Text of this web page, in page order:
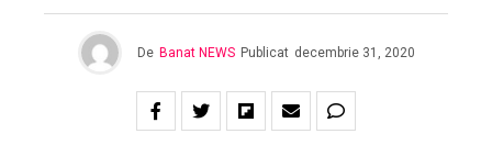
De Banat NEWS Publicat decembrie 31, 2020